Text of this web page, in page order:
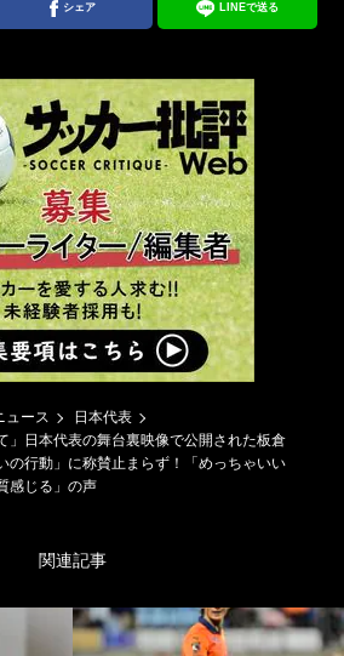
シェア LINEで送る
ュース
日本代表
」日本代表の舞台裏映像で公開された板倉
の行動」に称賛止まらず！「めっちゃいい
感じる」の声
関連記事